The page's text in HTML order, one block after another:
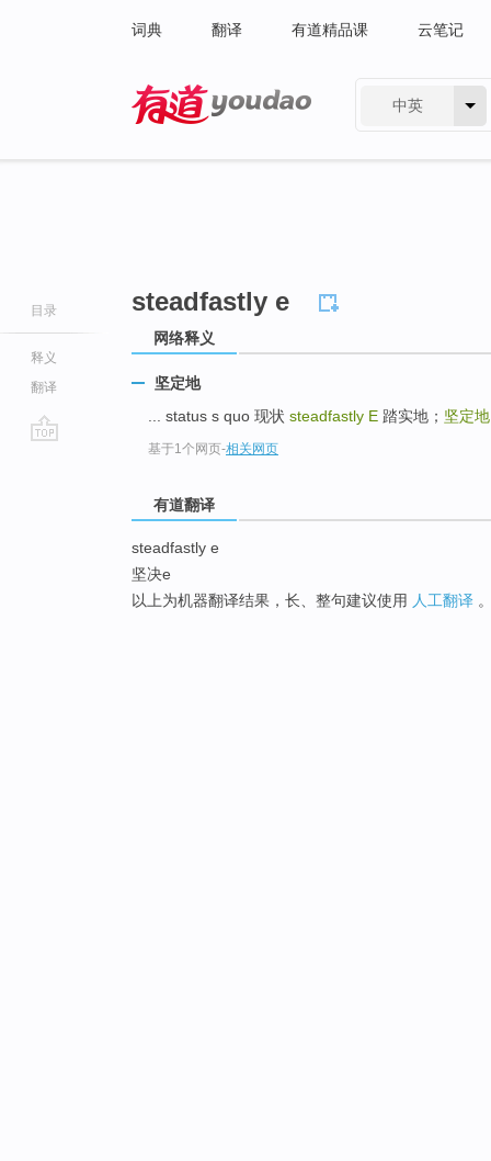
词典 翻译 有道精品课 云笔记
中英
目录
释义
翻译
steadfastly e
网络释义
坚定地
... status s quo 现状 steadfastly E 踏实地； 坚定地
基于1个网页-相关网页
有道翻译
steadfastly e
坚决e
以上为机器翻译结果，长、整句建议使用 人工翻译